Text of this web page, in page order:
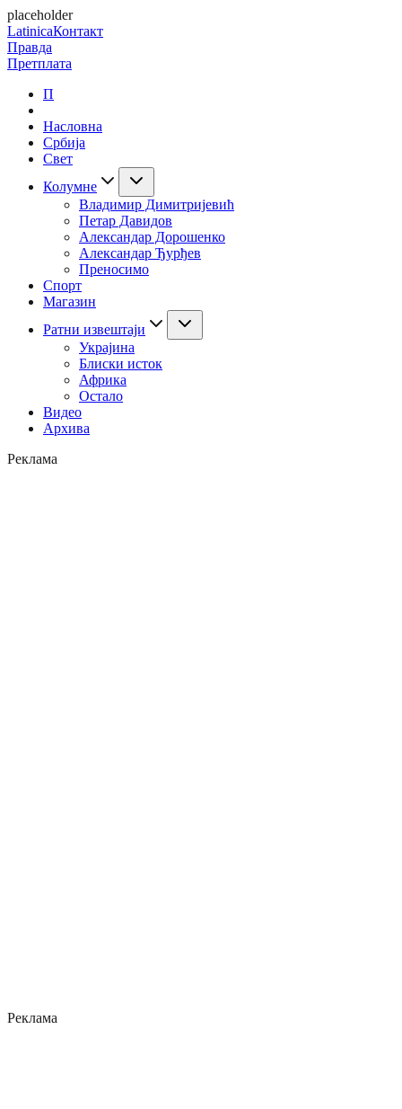
placeholder
LatinicaКонтакт
Правда
Претплата
П
Насловна
Србија
Свет
Колумне
Владимир Димитријевић
Петар Давидов
Александар Дорошенко
Александар Ђурђев
Преносимо
Спорт
Магазин
Ратни извештаји
Украјина
Блиски исток
Африка
Остало
Видео
Архива
Реклама
Реклама